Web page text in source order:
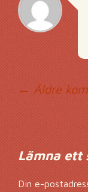
← Äldre
Lämna ett
Din e-